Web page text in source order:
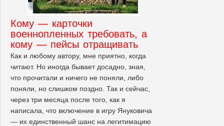
Кому — карточки
военнопленных требовать, а
кому — пейсы отращивать
Как и любому автору, мне приятно, когда
читают. Но иногда бывает досадно, зная,
что прочитали и ничего не поняли, либо
поняли, но слишком поздно. Так и сейчас,
через три месяца после того, как я
написала, что включение в игру Януковича
— их единственный шанс на легитимацию